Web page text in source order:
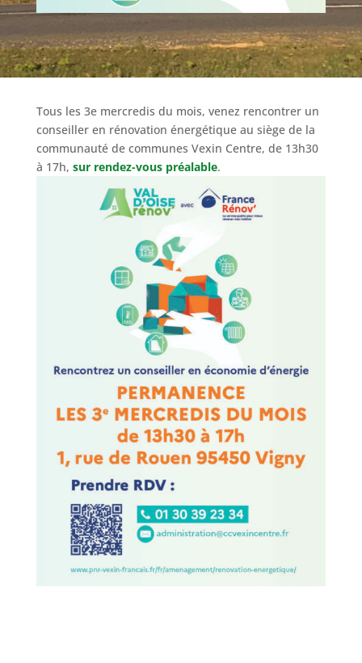
Tous les 3e mercredis du mois, venez rencontrer un
conseiller en rénovation énergétique au siège de la
communauté de communes Vexin Centre, de 13h30
à 17h, sur rendez-vous préalable.